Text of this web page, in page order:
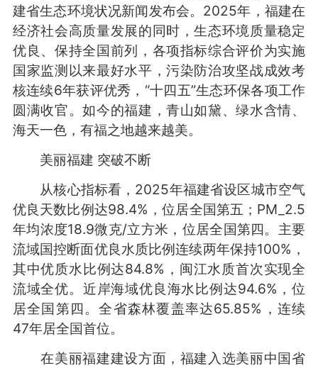
建省生态环境状况新闻发布会。2025年，福建在
经济社会高质量发展的同时，生态环境质量稳定
优良、保持全国前列，各项指标综合评价为实施
国家监测以来最好水平，污染防治攻坚战成效考
核连续6年获评优秀，“十四五”生态环保各项工作
圆满收官。如今的福建，青山如黛、绿水含情、
海天一色，有福之地越来越美。
美丽福建 突破不断
从核心指标看，2025年福建省设区城市空气
优良天数比例达98.4%，位居全国第五；PM_2.5
年均浓度18.9微克/立方米，位居全国第四。主要
流域国控断面优良水质比例连续两年保持100%，
其中优质水比例达84.8%，闽江水质首次实现全
流域全优。近岸海域优良海水比例达94.6%，位
居全国第四。全省森林覆盖率达65.85%，连续
47年居全国首位。
在美丽福建建设方面，福建入选美丽中国省